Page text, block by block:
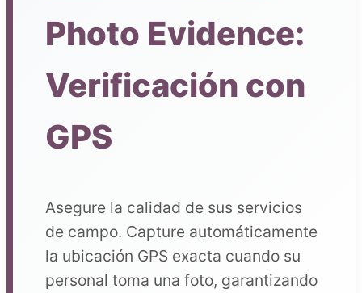
Photo Evidence:
Verificación con
GPS
Asegure la calidad de sus servicios
de campo. Capture automáticamente
la ubicación GPS exacta cuando su
personal toma una foto, garantizando